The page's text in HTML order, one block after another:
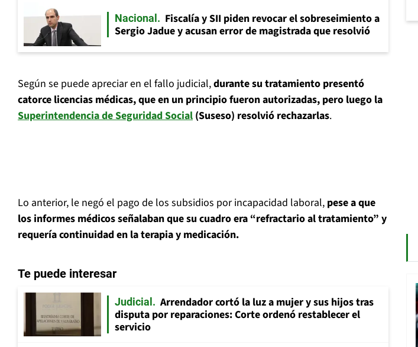
Nacional
Fiscalía y SII piden revocar el sobreseimiento a
Sergio Jadue y acusan error de magistrada que resolvió
Según se puede apreciar en el fallo judicial,durante su tratamiento presentó
catorce licencias médicas, que en un principio fueron autorizadas, pero luego la
Superintendencia de Seguridad Social (Suseso) resolvió rechazarlas.
Lo anterior, le negó el pago de los subsidios por incapacidad laboral, pese a que
los informes médicos señalaban que su cuadro era “refractario al tratamiento” y
requería continuidad en la terapia y medicación.
Te puede interesar
Judicial
Arrendador cortó la luz a mujer y sus hijos tras
disputa por reparaciones: Corte ordenó restablecer el
servicio